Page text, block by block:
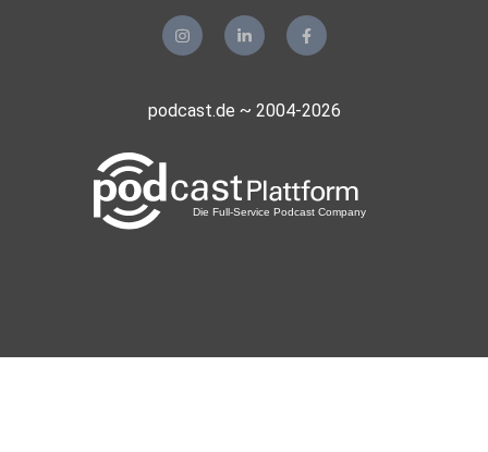
podcast.de ~ 2004-2026